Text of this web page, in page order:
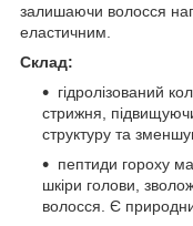
залишаючи волосся
еластичним.
Склад:
гідролізований
стрижня,
структуру та
пептиди гороху
шкіри голови,
волосся. Є